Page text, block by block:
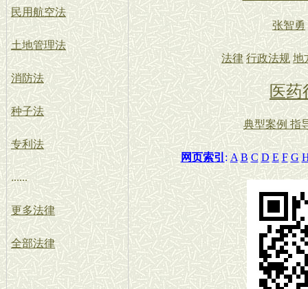
民用航空法
土地管理法
消防法
种子法
专利法
......
更多法律
全部法律
张智勇
法律 行政法规 地
医药
典型案例 指
网页索引 :A B C D E F G